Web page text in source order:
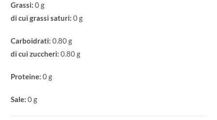
Grassi: 0 g
di cui grassi saturi: 0 g
Carboidrati: 0.80 g
di cui zuccheri: 0.80 g
Proteine:0 g
Sale:0 g